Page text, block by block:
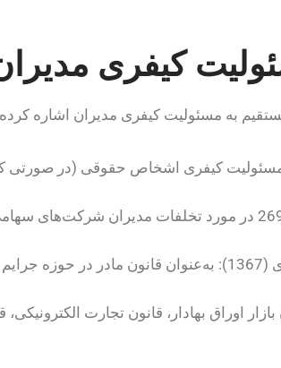
کیفری
به مسئولیت کیفری مدیران اشاره
اوراق بهادار، قانون تجارت